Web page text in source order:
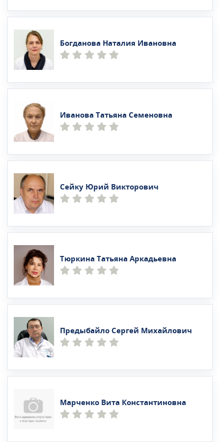
Богданова Наталия Ивановна
Иванова Татьяна Семеновна
Сейку Юрий Викторович
Тюркина Татьяна Аркадьевна
Предыбайло Сергей Михайлович
Марченко Вита Константиновна